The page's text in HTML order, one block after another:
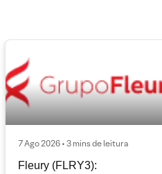
7 Ago 2026 • 3 mins de leitura
Fleury (FLRY3):